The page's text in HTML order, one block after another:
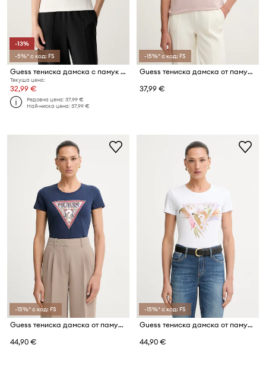
-13%
-5%* с код: FS
Guess тениска дамска с памук TRACEY
Текуща цена:
32,99 €
Редовна цена:37,99 €
Най-ниска цена:37,99 €
-15%* с код: FS
Guess тениска дамска от памук с еластан COLETTE
37,99 €
-15%* с код: FS
Guess тениска дамска от памук с еластан PAISLEY
44,90 €
-15%* с код: FS
Guess тениска дамска от памук с еластан PALM
44,90 €